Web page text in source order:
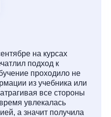
на курсах
подход к
проходило не
из учебника или
все стороны
увлекалась
а значит получила